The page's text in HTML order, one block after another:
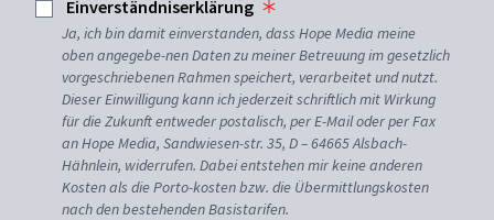
Einverständniserklärung
Ja, ich bin damit einverstanden, dass Hope Media meine
oben angegebe-nen Daten zu meiner Betreuung im gesetzlich
vorgeschriebenen Rahmen speichert, verarbeitet und nutzt.
Dieser Einwilligung kann ich jederzeit schriftlich mit Wirkung
für die Zukunft entweder postalisch, per E-Mail oder per Fax
an Hope Media, Sandwiesen-str. 35, D – 64665 Alsbach-
Hähnlein, widerrufen. Dabei entstehen mir keine anderen
Kosten als die Porto-kosten bzw. die Übermittlungskosten
nach den bestehenden Basistarifen.